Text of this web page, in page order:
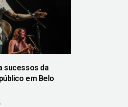
sucessos da
em Belo